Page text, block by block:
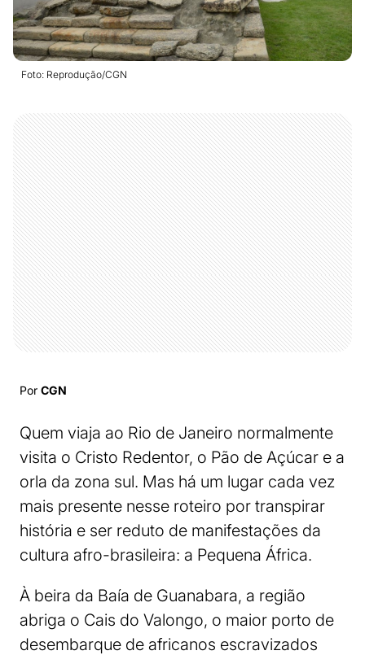
Foto: Reprodução/CGN
Por CGN
Quem viaja ao Rio de Janeiro normalmente
visita o Cristo Redentor, o Pão de Açúcar e a
orla da zona sul. Mas há um lugar cada vez
mais presente nesse roteiro por transpirar
história e ser reduto de manifestações da
cultura afro-brasileira: a Pequena África.
À beira da Baía de Guanabara, a região
abriga o Cais do Valongo, o maior porto de
desembarque de africanos escravizados